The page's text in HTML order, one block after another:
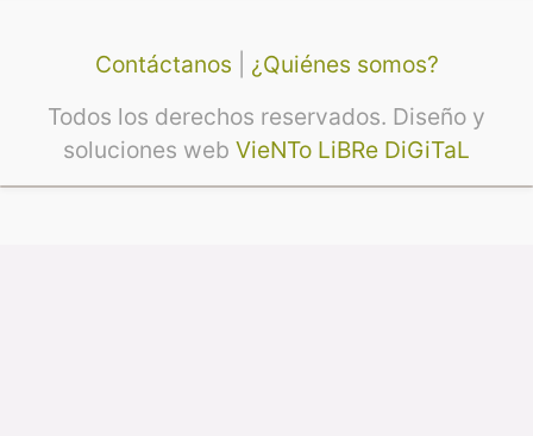
Contáctanos
¿Quiénes somos?
Todos los derechos reservados. Diseño y
soluciones web VieNTo LiBRe DiGiTaL